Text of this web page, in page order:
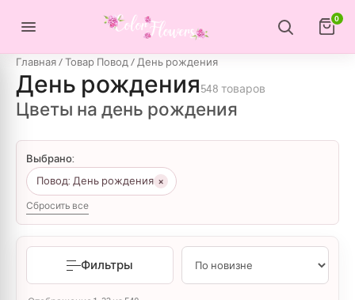
0
Главная/ Товар Повод / День рождения
День рождения548 товаров
Цветы на день рождения
Выбрано:
Повод: День рождения ×
Сбросить все
Фильтры